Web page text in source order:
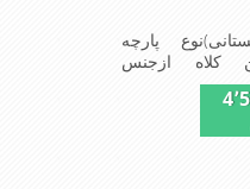
پارچه
کلاه ازجنس
مناسب این شکل
این کلاه